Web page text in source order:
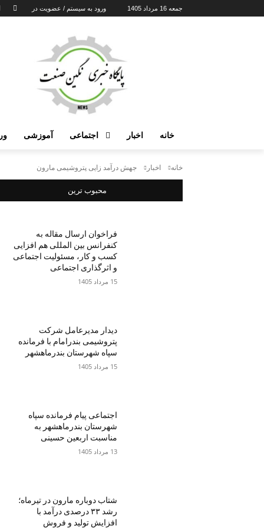
جمعه 16 مرداد 1405 ورود به سیستم / عضویت در
خانه اخبار اجتماعی آموزشی
خانه اخبار
جهش درآمد زایی پتروشیمی مارون
محبوب ترین
فراخوان ارسال مقاله به
کنفرانس بین المللی هم افزایی
کسب و کار، مسئولیت اجتماعی
و اثرگذاری اجتماعی
15 مرداد 1405
دیدار مدیرعامل شرکت
پتروشیمی بندرامام با فرمانده
سپاه شهرستان بندرماهشهر
15 مرداد 1405
اجتماعی پیام فرمانده سپاه
شهرستان بندرماهشهر به
مناسبت اربعین حسینی
13 مرداد 1405
شتاب دوباره مارون در تیرماه؛
رشد ۳۳ درصدی درآمد با
افزایش تولید و فروش